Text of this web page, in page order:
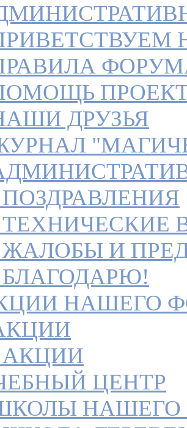
ПРАВИЛА
ДРУЗЬЯ
ПОЗДРАВЛЕНИЯ
ТЕХНИЧЕСКИЕ
ЖАЛОБЫ И
БЛАГОДАРЮ!
НАШЕГО
АКЦИИ
ЦЕНТР
НАШЕГО